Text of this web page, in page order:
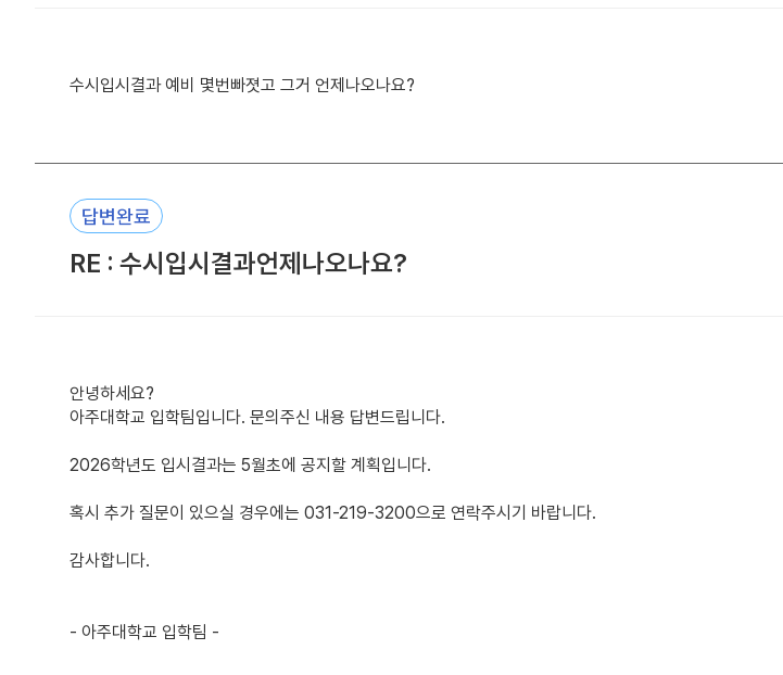
수시입시결과 예비 몇번빠졋고 그거 언제나오나요?
답변완료
RE : 수시입시결과언제나오나요?
안녕하세요?
아주대학교 입학팀입니다. 문의주신 내용 답변드립니다.
2026학년도 입시결과는 5월초에 공지할 계획입니다.
혹시 추가 질문이 있으실 경우에는 031-219-3200으로 연락주시기 바랍니다.
감사합니다.
- 아주대학교 입학팀 -